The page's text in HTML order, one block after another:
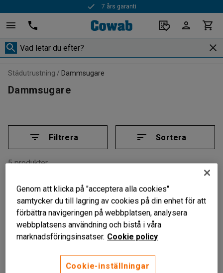
7 års garanti
Städutrustning Dammsugare
Dammsugare
Filtrera Sortera
5 produkter
Genom att klicka på "acceptera alla cookies"
samtycker du till lagring av cookies på din enhet för att
förbättra navigeringen på webbplatsen, analysera
webbplatsens användning och bistå i våra
marknadsföringsinsatser. Cookie policy
Cookie-inställningar